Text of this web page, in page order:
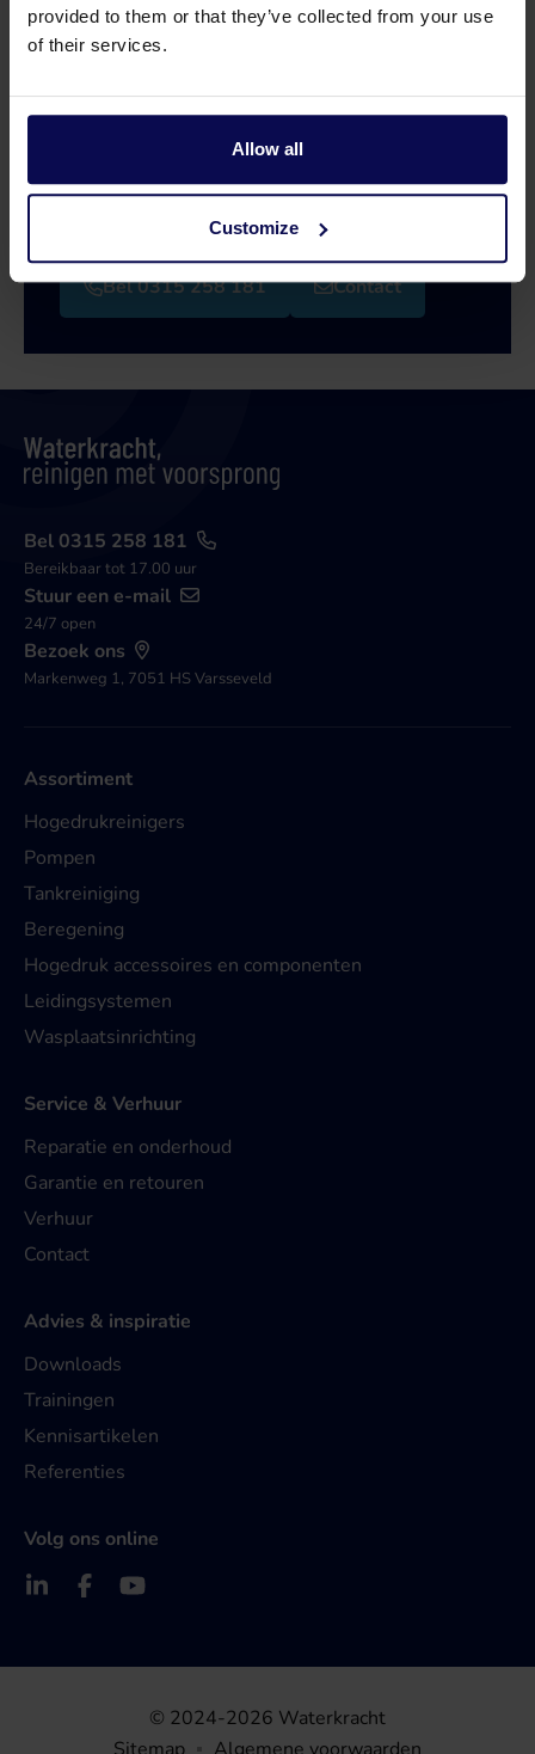
provided to them or that they’ve collected from your use
of their services.
Allow all
Customize
Heb je een vraag of hulp nodig?
Onze specialisten helpen je graag verder bij je
zoektocht naar een oplossing die aansluit op
Bel 0315 258 181 Contact
Bel 0315 258 181
Bereikbaar tot 17.00 uur
Stuur een e-mail
24/7 open
Bezoek ons
Markenweg 1, 7051 HS Varsseveld
Assortiment
Hogedrukreinigers
Pompen
Tankreiniging
Beregening
Hogedruk accessoires en componenten
Leidingsystemen
Wasplaatsinrichting
Service & Verhuur
Reparatie en onderhoud
Garantie en retouren
Verhuur
Contact
Advies & inspiratie
Downloads
Trainingen
Kennisartikelen
Referenties
Volg ons online
© 2024-2026 Waterkracht